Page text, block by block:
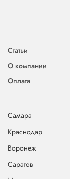
Статьи
О компании
Оплата
Самара
Краснодар
Воронеж
Саратов